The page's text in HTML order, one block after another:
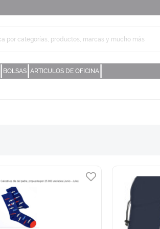
BOLSAS ARTICULOS DE OFICINA